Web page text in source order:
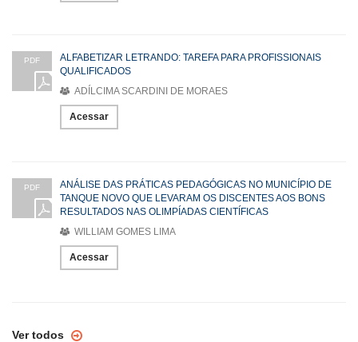
PDF
ALFABETIZAR LETRANDO: TAREFA PARA PROFISSIONAIS
QUALIFICADOS
ADÍLCIMA SCARDINI DE MORAES
Acessar
PDF
ANÁLISE DAS PRÁTICAS PEDAGÓGICAS NO MUNICÍPIO DE
TANQUE NOVO QUE LEVARAM OS DISCENTES AOS BONS
RESULTADOS NAS OLIMPÍADAS CIENTÍFICAS
WILLIAM GOMES LIMA
Acessar
Ver todos